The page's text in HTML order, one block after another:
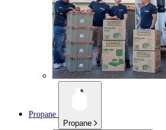
Propane
Propane